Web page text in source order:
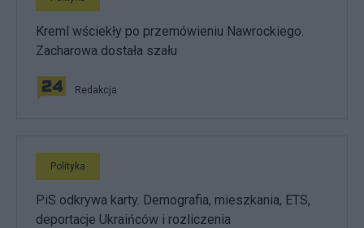
Kreml wściekły po przemówieniu Nawrockiego.
Zacharowa dostała szału
Redakcja
Polityka
PiS odkrywa karty. Demografia, mieszkania, ETS,
deportacje Ukraińców i rozliczenia